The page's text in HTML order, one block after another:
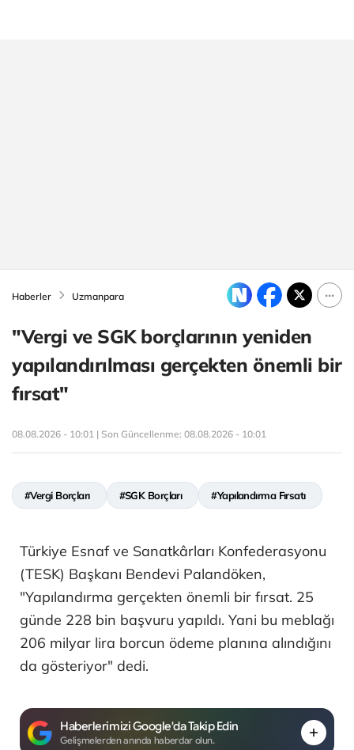
Haberler Uzmanpara
"Vergi ve SGK borçlarının yeniden
yapılandırılması gerçekten önemli bir
fırsat"
08.08.2026 - 10:01 | Son Güncellenme: 08.08.2026 - 10:01
#Vergi Borçları #SGK Borçları #Yapılandırma Fırsatı
Türkiye Esnaf ve Sanatkârları Konfederasyonu
(TESK) Başkanı Bendevi Palandöken,
"Yapılandırma gerçekten önemli bir fırsat. 25
günde 228 bin başvuru yapıldı. Yani bu meblağı
206 milyar lira borcun ödeme planına alındığını
da gösteriyor" dedi.
Haberlerimizi Google'da Takip Edin
Gelişmelerden anında haberdar olun.